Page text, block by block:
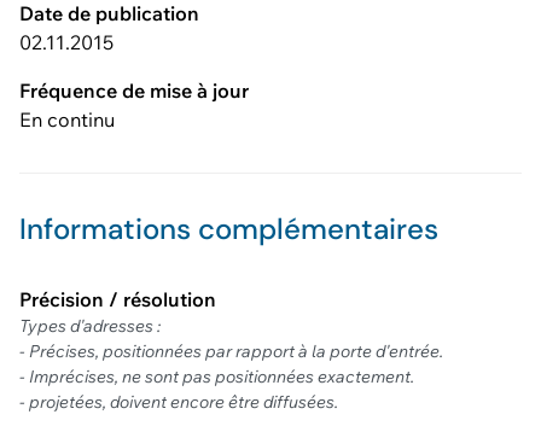
Date de publication
02.11.2015
Fréquence de mise à jour
En continu
Informations complémentaires
Précision / résolution
Types d'adresses :
- Précises, positionnées par rapport à la porte d'entrée.
- Imprécises, ne sont pas positionnées exactement.
- projetées, doivent encore être diffusées.